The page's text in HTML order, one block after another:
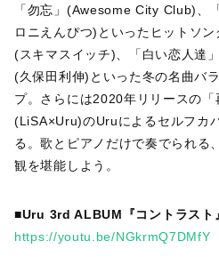
「勿忘」(Awesome City Club)、
ロニえんぴつ)といったヒットソ
(スキマスイッチ)、「白い恋人達
(久保⽥利伸)といった冬の名曲バ
プ。さらには2020年リリースの
(LiSA×Uru)のUruによるセルフカ
る。歌とピアノだけで奏でられる
観を堪能しよう。
■Uru 3rd ALBUM『コントラスト
https://youtu.be/NGkrmQ7DMfY